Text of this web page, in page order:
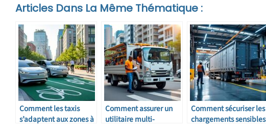
Articles Dans La Même Thématique :
Comment les taxis
s’adaptent aux zones à
Comment assurer un
utilitaire multi-
Comment sécuriser les
chargements sensibles